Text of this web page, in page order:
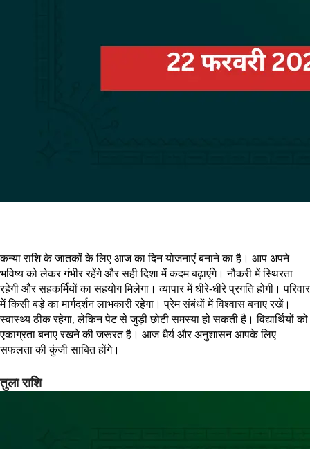
कन्या राशि के जातकों के लिए आज का दिन योजनाएं बनाने का है। आप अपने
भविष्य को लेकर गंभीर रहेंगे और सही दिशा में कदम बढ़ाएंगे। नौकरी में स्थिरता
रहेगी और सहकर्मियों का सहयोग मिलेगा। व्यापार में धीरे-धीरे प्रगति होगी। परिवार
में किसी बड़े का मार्गदर्शन लाभकारी रहेगा। प्रेम संबंधों में विश्वास बनाए रखें।
स्वास्थ्य ठीक रहेगा, लेकिन पेट से जुड़ी छोटी समस्या हो सकती है। विद्यार्थियों को
एकाग्रता बनाए रखने की जरूरत है। आज धैर्य और अनुशासन आपके लिए
सफलता की कुंजी साबित होंगे।
तुला राशि